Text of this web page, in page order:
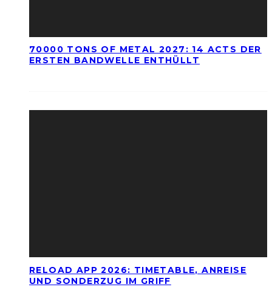
70000 TONS OF METAL 2027: 14 ACTS DER
ERSTEN BANDWELLE ENTHÜLLT
RELOAD APP 2026: TIMETABLE, ANREISE
UND SONDERZUG IM GRIFF